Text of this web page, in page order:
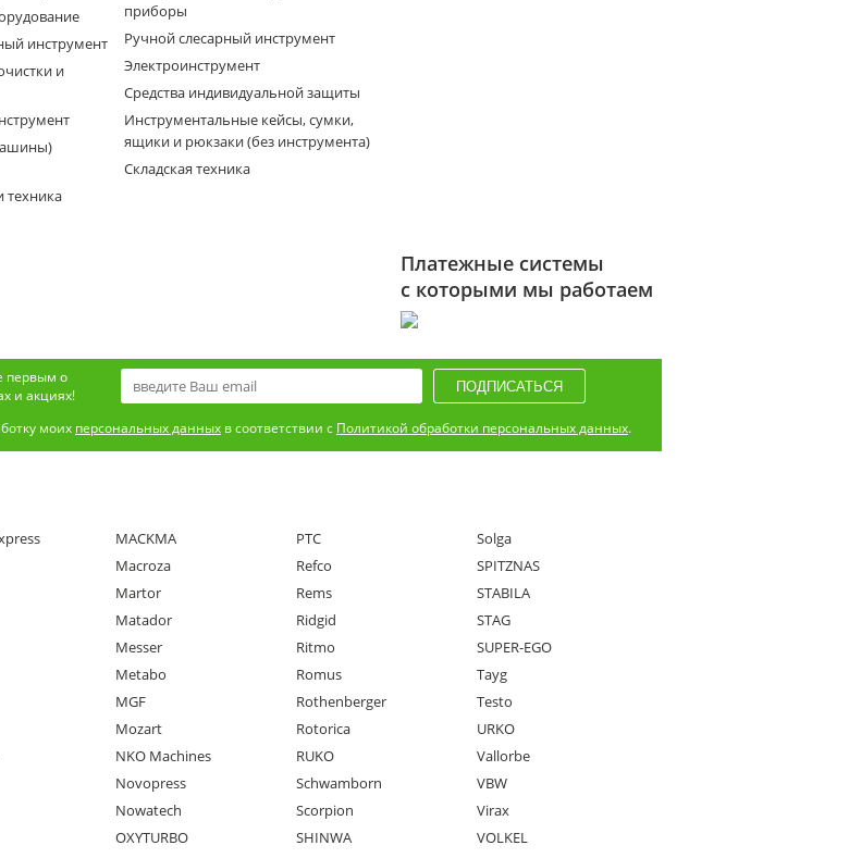
инструмент
и
приборы
Ручной слесарный инструмент
Электроинструмент
Средства индивидуальной защиты
Инструментальные кейсы, сумки,
ящики и рюкзаки (без инструмента)
Складская техника
техника
Платежные системы
с которыми мы работаем
первым о
и акциях!
моих персональных данных в соответствии с Политикой обработки персональных данных.
MACKMA
Macroza
Martor
Matador
Messer
Metabo
MGF
Mozart
NKO Machines
Novopress
Nowatech
OXYTURBO
PTC
Refco
Rems
Ridgid
Ritmo
Romus
Rothenberger
Rotorica
RUKO
Schwamborn
Scorpion
SHINWA
Solga
SPITZNAS
STABILA
STAG
SUPER-EGO
Tayg
Testo
URKO
Vallorbe
VBW
Virax
VOLKEL